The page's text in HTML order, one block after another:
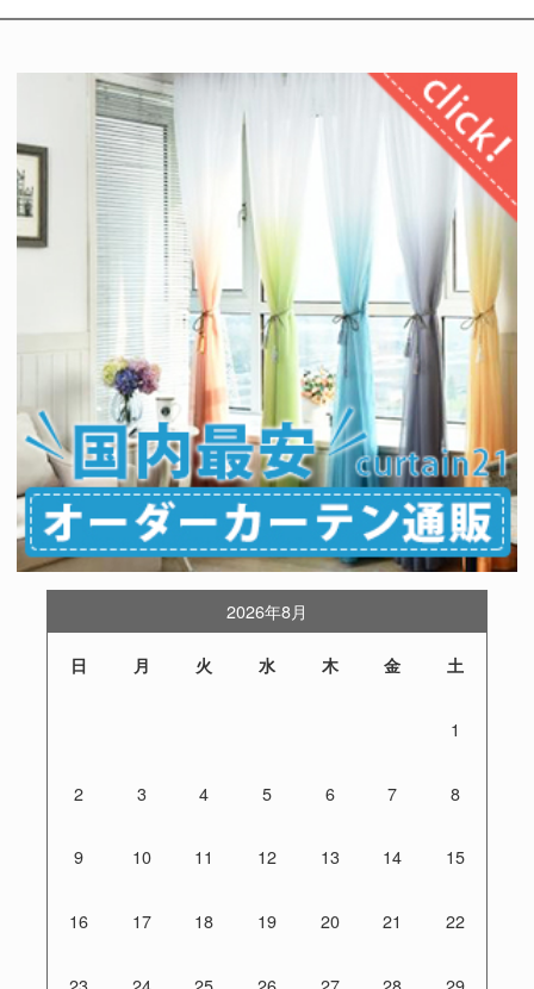
2026年8月
日 月 火 水 木 金 土
1
2 3 4 5 6 7 8
9 10 11 12 13 14 15
16 17 18 19 20 21 22